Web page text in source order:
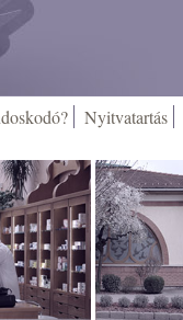
Nyitvatartás